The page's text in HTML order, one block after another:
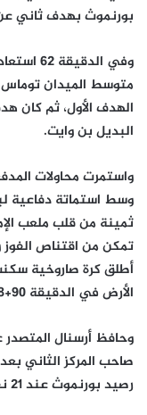
بورنموث بهدف ثاني
وفي
متوسط الميدان
الهدف الأول، ثم كان
البديل بن وايت.
واستمرت محاولات
وسط استماتة دفاعية
ثمينة من قلب ملعب
تمكن من اقتناص
أطلق كرة صاروخية
الأرض في الدقيقة 90+8.
وحافظ أرسنال
رصيد بورنموث عند 21 نقطة في المركز التاسع عشر قبل الأخير.